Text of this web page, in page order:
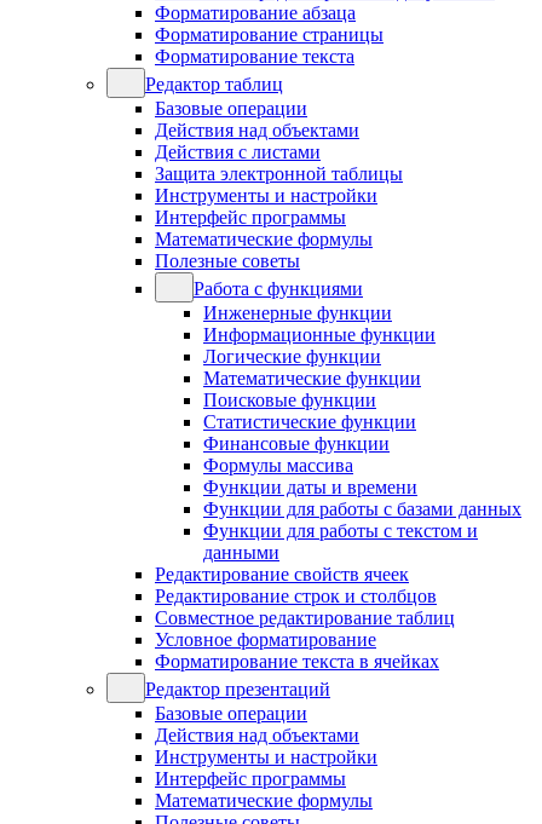
Форматирование абзаца
Форматирование страницы
Форматирование текста
Редактор таблиц
Базовые операции
Действия над объектами
Действия с листами
Защита электронной таблицы
Инструменты и настройки
Интерфейс программы
Математические формулы
Полезные советы
Работа с функциями
Инженерные функции
Информационные функции
Логические функции
Математические функции
Поисковые функции
Статистические функции
Финансовые функции
Формулы массива
Функции даты и времени
Функции для работы с базами данных
Функции для работы с текстом и
данными
Редактирование свойств ячеек
Редактирование строк и столбцов
Совместное редактирование таблиц
Условное форматирование
Форматирование текста в ячейках
Редактор презентаций
Базовые операции
Действия над объектами
Инструменты и настройки
Интерфейс программы
Математические формулы